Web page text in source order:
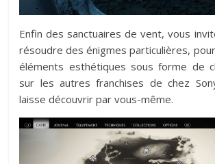
Enfin des sanctuaires de vent, vous
résoudre des énigmes particulières,
éléments esthétiques sous forme de
sur les autres franchises de chez
laisse découvrir par vous-même.